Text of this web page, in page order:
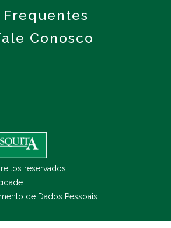
Frequentes
Conosco
reservados.
de Dados Pessoais